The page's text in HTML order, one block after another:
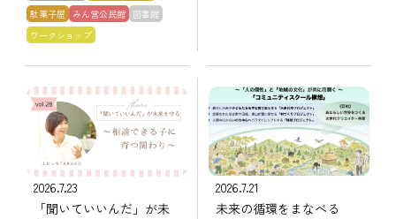
駄菓子屋
みん営公民館
図書館
ワークショップ
2026.7.23
「聞いていいんだ」が未
2026.7.21
未来の循環をまなべる